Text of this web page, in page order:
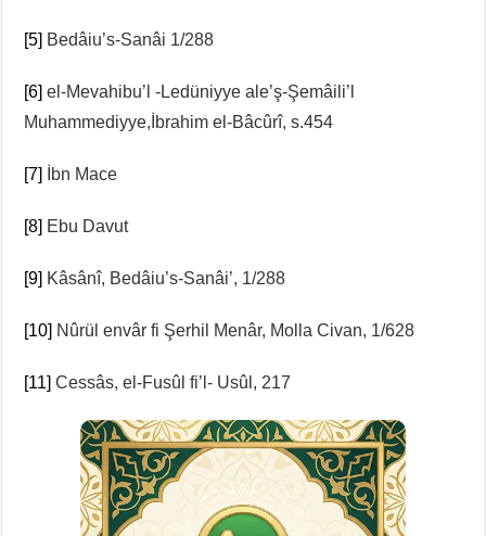
[5] Bedâiu’s-Sanâi 1/288
[6] el-Mevahibu’l -Ledüniyye ale’ş-Şemâili’l
Muhammediyye,İbrahim el-Bâcûrî, s.454
[7] İbn Mace
[8] Ebu Davut
[9] Kâsânî, Bedâiu’s-Sanâi’, 1/288
[10] Nûrül envâr fi Şerhil Menâr, Molla Civan, 1/628
[11] Cessâs, el-Fusûl fi’l- Usûl, 217